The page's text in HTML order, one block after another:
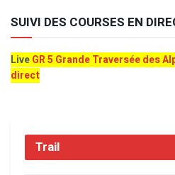
SUIVI DES COURSES EN
LiveGR 5 Grande Traversée des
direct
Trail